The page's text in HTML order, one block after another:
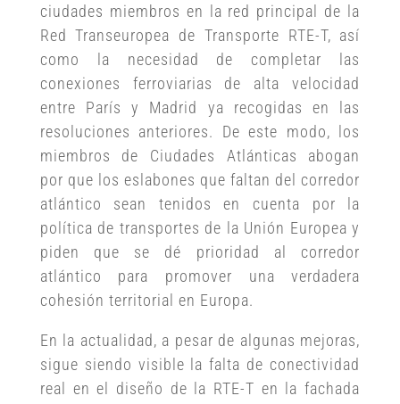
ciudades miembros en la red principal de la
Red Transeuropea de Transporte RTE-T, así
como la necesidad de completar las
conexiones ferroviarias de alta velocidad
entre París y Madrid ya recogidas en las
resoluciones anteriores. De este modo, los
miembros de Ciudades Atlánticas abogan
por que los eslabones que faltan del corredor
atlántico sean tenidos en cuenta por la
política de transportes de la Unión Europea y
piden que se dé prioridad al corredor
atlántico para promover una verdadera
cohesión territorial en Europa.
En la actualidad, a pesar de algunas mejoras,
sigue siendo visible la falta de conectividad
real en el diseño de la RTE-T en la fachada